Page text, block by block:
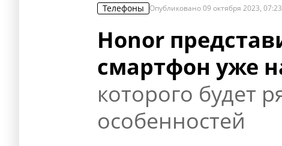
Телефоны Опубликовано09 октября 2023, 07:23
Honor
смартфон уже
которого будет
особенностей